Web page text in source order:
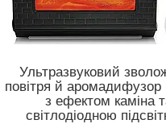
Ультразвуковий
повітря й аромадифузор
з ефектом каміна
світлодіодною